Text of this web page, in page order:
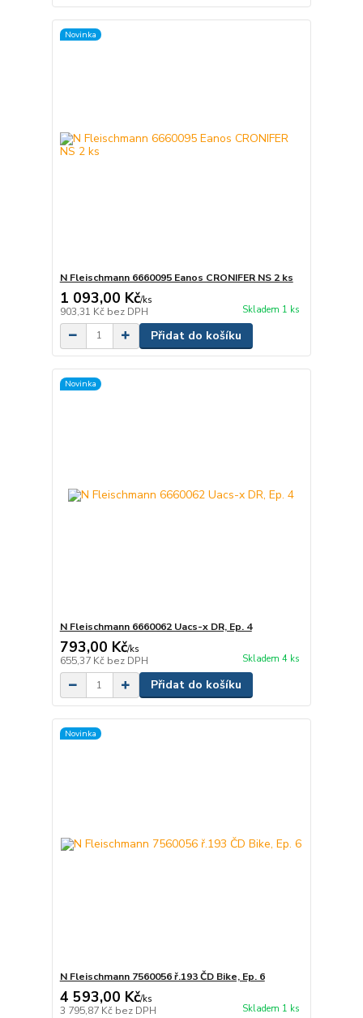
Novinka
N Fleischmann 6660095 Eanos CRONIFER NS 2 ks
1 093,00 Kč/ks
903,31 Kč bez DPH Skladem 1 ks
Přidat do košíku
Novinka
N Fleischmann 6660062 Uacs-x DR, Ep. 4
793,00 Kč/ks
655,37 Kč bez DPH Skladem 4 ks
Přidat do košíku
Novinka
N Fleischmann 7560056 ř.193 ČD Bike, Ep. 6
4 593,00 Kč/ks
3 795,87 Kč bez DPH Skladem 1 ks